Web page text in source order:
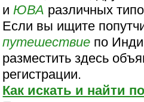
иЮВА различных
Если вы ищите
путешествие по
разместить здесь
регистрации.
Как искать и найти